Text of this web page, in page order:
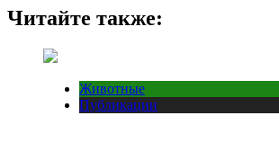
Читайте также:
Животные
Публикации